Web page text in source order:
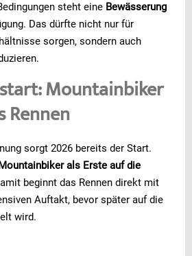
steht eine Bewässerung
Das dürfte nicht nur für
sorgen, sondern auch
Mountainbiker
Rennen
sorgt 2026 bereits der Start.
als Erste auf die
beginnt das Rennen direkt mit
Auftakt, bevor später auf die
wird.